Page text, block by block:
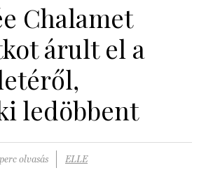
Chalamet
árult el a
ledöbbent
olvasás ELLE